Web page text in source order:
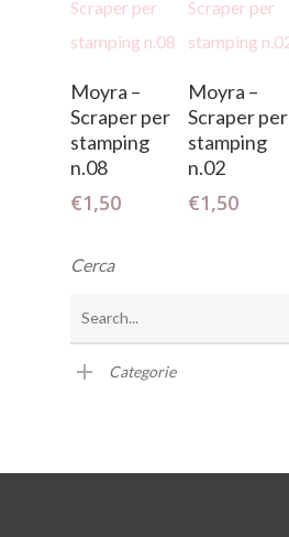
Aggiungi Al
Carrello
Moyra –
Scraper per
stamping
n.08
€1,50
Aggiungi Al
Carrello
Moyra –
Scraper per
stamping
n.02
€1,50
Cerca
Categorie